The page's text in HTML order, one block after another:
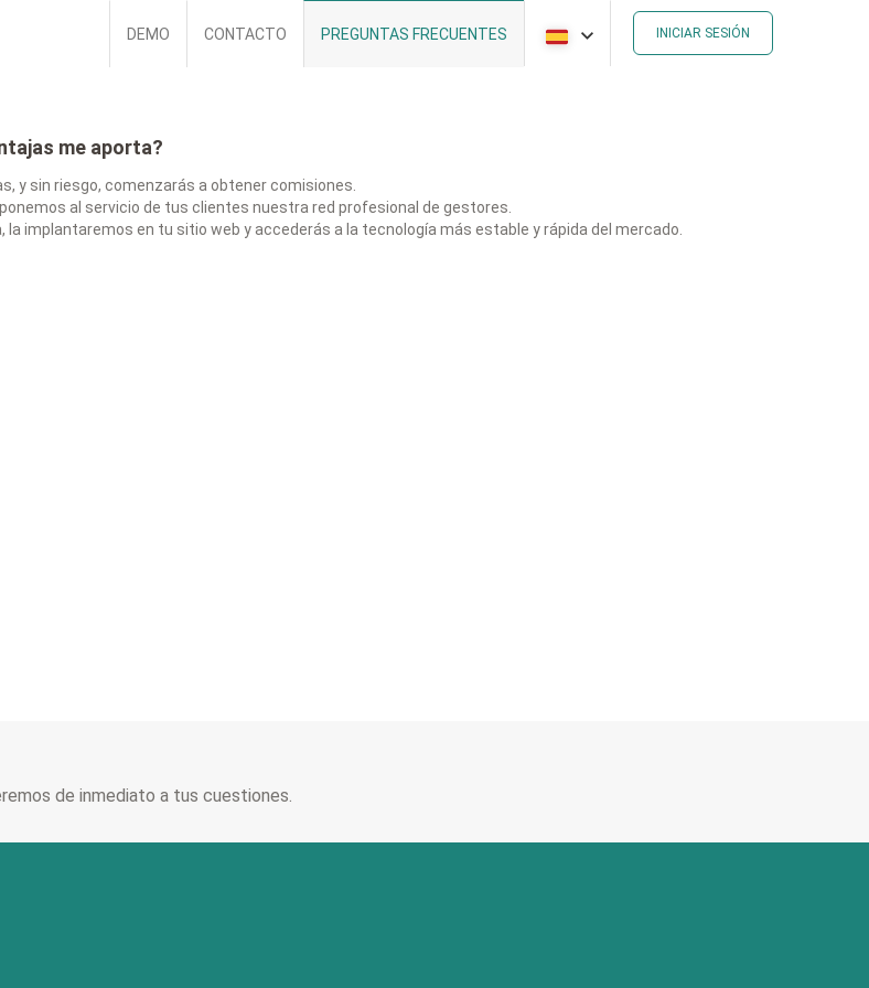
DEMO CONTACTO PREGUNTAS FRECUENTES INICIAR SESIÓN
me aporta?
y sin riesgo, comenzarás a obtener comisiones.
al servicio de tus clientes nuestra red profesional de gestores.
la implantaremos en tu sitio web y accederás a la tecnología más estable y rápida del mercado.
de inmediato a tus cuestiones.